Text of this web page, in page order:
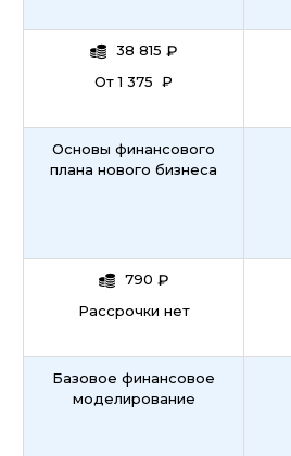
38 815 ₽
От 1 375 ₽
Основы финансового
плана нового бизнеса
790 ₽
Рассрочки нет
Базовое финансовое
моделирование